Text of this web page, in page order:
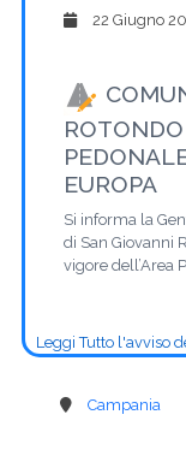
22 Giugno
EUROPA
Si informa la
di San Giovanni
vigore dell’Area
Leggi Tutto l'avviso
Campania